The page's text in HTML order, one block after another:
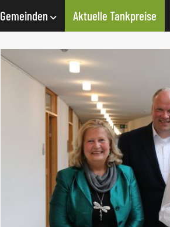
Gemeinden Aktuelle Tankpreise